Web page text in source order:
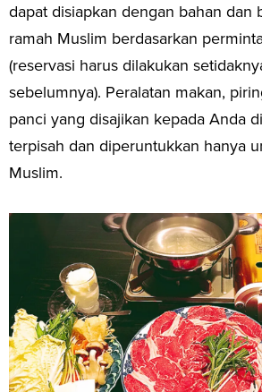
dapat disiapkan dengan bahan dan
ramah Muslim berdasarkan
(reservasi harus dilakukan
sebelumnya). Peralatan makan,
panci yang disajikan kepada Anda
terpisah dan diperuntukkan hanya
Muslim.